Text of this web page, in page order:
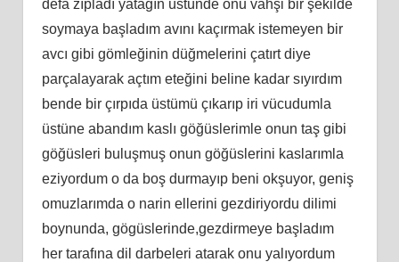
defa zıpladı yatağın üstünde onu vahşi bir şekilde
soymaya başladım avını kaçırmak istemeyen bir
avcı gibi gömleğinin düğmelerini çatırt diye
parçalayarak açtım eteğini beline kadar sıyırdım
bende bir çırpıda üstümü çıkarıp iri vücudumla
üstüne abandım kaslı göğüslerimle onun taş gibi
göğüsleri buluşmuş onun göğüslerini kaslarımla
eziyordum o da boş durmayıp beni okşuyor, geniş
omuzlarımda o narin ellerini gezdiriyordu dilimi
boynunda, gögüslerinde,gezdirmeye başladım
her tarafına dil darbeleri atarak onu yalıyordum